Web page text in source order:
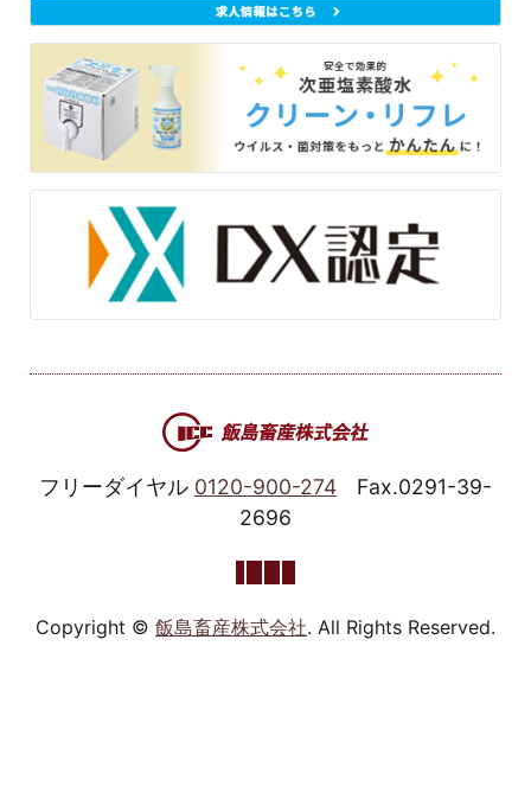
フリーダイヤル 0120-900-274
Fax.0291-39-
2696
Copyright © 飯島畜産株式会社. All Rights Reserved.